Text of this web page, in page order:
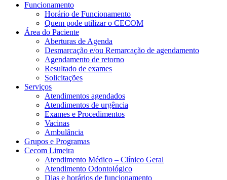
Funcionamento
Horário de Funcionamento
Quem pode utilizar o CECOM
Área do Paciente
Aberturas de Agenda
Desmarcação e/ou Remarcação de agendamento
Agendamento de retorno
Resultado de exames
Solicitações
Serviços
Atendimentos agendados
Atendimentos de urgência
Exames e Procedimentos
Vacinas
Ambulância
Grupos e Programas
Cecom Limeira
Atendimento Médico – Clínico Geral
Atendimento Odontológico
Dias e horários de funcionamento